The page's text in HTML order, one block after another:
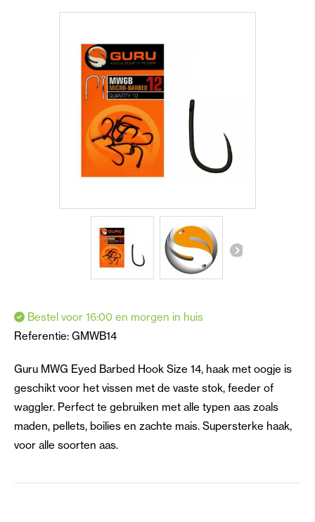
Bestel voor 16:00 en morgen in huis
Referentie: GMWB14
Guru MWG Eyed Barbed Hook Size 14, haak met oogje is
geschikt voor het vissen met de vaste stok, feeder of
waggler. Perfect te gebruiken met alle typen aas zoals
maden, pellets, boilies en zachte mais. Supersterke haak,
voor alle soorten aas.